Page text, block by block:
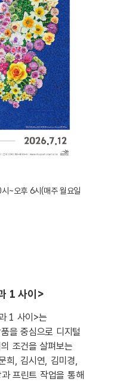
~오후 6시(매주 월요일
1 사이>
1 사이>는
을 중심으로 디지털
조건을 살펴보는
희, 김시연, 김미경,
프린트 작업을 통해